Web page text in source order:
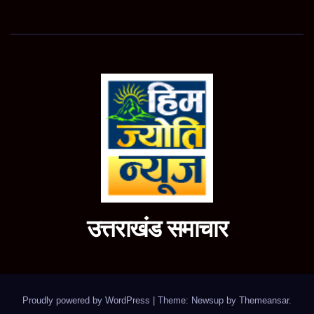
उत्तराखंड समाचार
Proudly powered by WordPress Theme: Newsup by Themeansar.